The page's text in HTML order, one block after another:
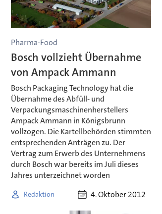
Pharma-Food
Bosch vollzieht Übernahme
von Ampack Ammann
Bosch Packaging Technology hat die
Übernahme des Abfüll- und
Verpackungsmaschinenherstellers
Ampack Ammann in Königsbrunn
vollzogen. Die Kartellbehörden stimmten
entsprechenden Anträgen zu. Der
Vertrag zum Erwerb des Unternehmens
durch Bosch war bereits im Juli dieses
Jahres unterzeichnet worden
Redaktion 4. Oktober 2012